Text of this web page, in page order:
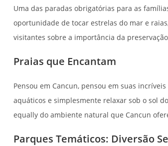
Uma das paradas obrigatórias para as
oportunidade de tocar estrelas do mar e
visitantes sobre a importância da
Praias que Encantam
Pensou em Cancun, pensou em suas
aquáticos e simplesmente relaxar sob o sol
equally do ambiente natural que Cancun
Parques Temáticos: Diversão